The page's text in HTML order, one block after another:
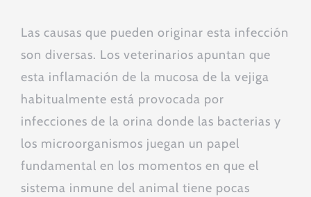
Las causas que pueden originar esta infección
son diversas. Los veterinarios apuntan que
esta inflamación de la mucosa de la vejiga
habitualmente está provocada por
infecciones de la orina donde las bacterias y
los microorganismos juegan un papel
fundamental en los momentos en que el
sistema inmune del animal tiene pocas